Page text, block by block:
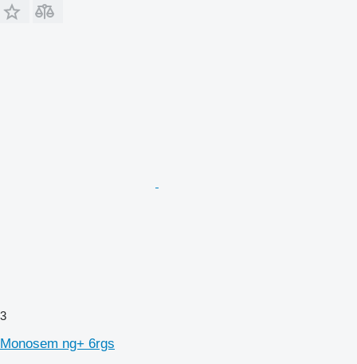
3
Monosem ng+ 6rgs